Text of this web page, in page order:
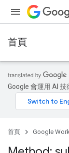
首頁
Google 會運用 AI
首頁 Google